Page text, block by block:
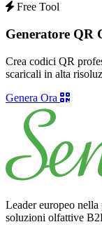
Free Tool
Generatore QR
Crea codici QR
scaricali in alta
Genera Ora
Leader europeo
soluzioni olfattive